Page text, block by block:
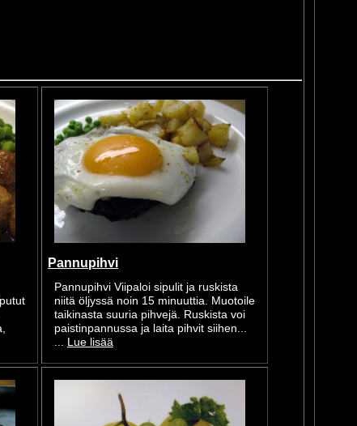
Pannupihvi
Pannupihvi Viipaloi sipulit ja ruskista
niitä öljyssä noin 15 minuuttia. Muotoile
taikinasta suuria pihvejä. Ruskista voi
paistinpannussa ja laita pihvit siihen...
... Lue lisää